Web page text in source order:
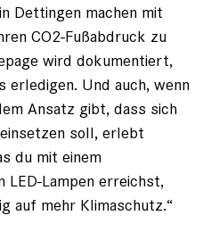
Dettingen machen mit
CO2-Fußabdruck zu
wird dokumentiert,
erledigen. Und auch, wenn
Ansatz gibt, dass sich
soll, erlebt
du mit einem
Lampen erreichst,
auf mehr Klimaschutz.“